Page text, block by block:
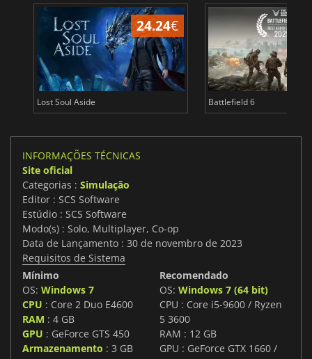
24.24€
Lost Soul Aside Battlefield 6
INFORMAÇÕES TÉCNICAS
Site oficial
Categorias : Simulação
Editor : SCS Software
Estúdio : SCS Software
Modo(s) : Solo, Multiplayer, Co-op
Data de Lançamento : 30 de novembro de 2023
Requisitos de Sistema
Mínimo
OS: Windows 7
CPU : Core 2 Duo E4600
RAM : 4 GB
GPU : GeForce GTS 450
Armazenamento : 3 GB
Recomendado
OS: Windows 7 (64 bit)
CPU : Core i5-9600 / Ryzen
5 3600
RAM : 12 GB
GPU : GeForce GTX 1660 /